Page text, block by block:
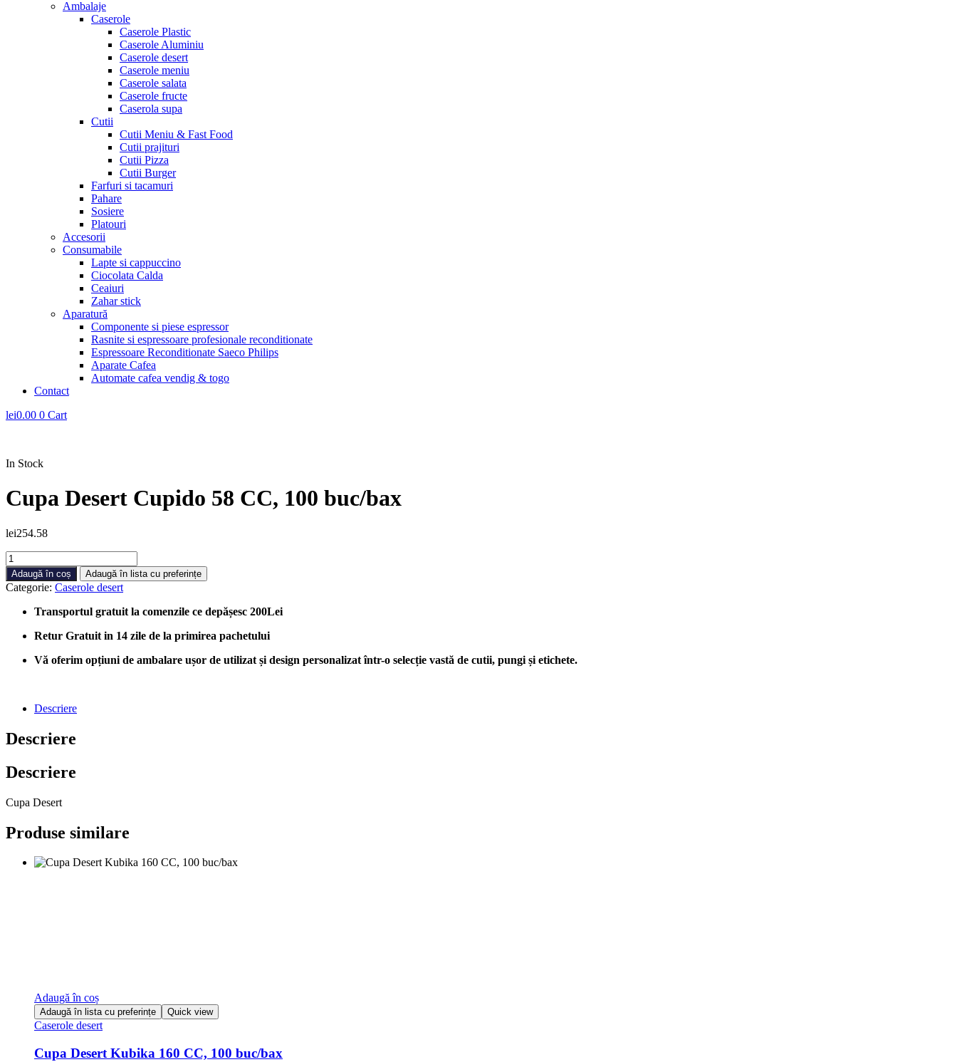
Ambalaje
Caserole
Caserole Plastic
Caserole Aluminiu
Caserole desert
Caserole meniu
Caserole salata
Caserole fructe
Caserola supa
Cutii
Cutii Meniu & Fast Food
Cutii prajituri
Cutii Pizza
Cutii Burger
Farfuri si tacamuri
Pahare
Sosiere
Platouri
Accesorii
Consumabile
Lapte si cappuccino
Ciocolata Calda
Ceaiuri
Zahar stick
Aparatură
Componente si piese espressor
Rasnite si espressoare profesionale reconditionate
Espressoare Reconditionate Saeco Philips
Aparate Cafea
Automate cafea vendig & togo
Contact
lei0.00 0 Cart
In Stock
Cupa Desert Cupido 58 CC, 100 buc/bax
lei254.58
Cantitate
Cupa
Desert
Cupido
Adaugă în coș Adaugă în lista cu preferințe
Categorie: Caserole desert
Transportul gratuit la comenzile ce depășesc 200Lei
Retur Gratuit in 14 zile de la primirea pachetului
Vă oferim opțiuni de ambalare ușor de utilizat și design personalizat într-o selecție vastă de cutii, pungi și etichete.
Descriere
Descriere
Descriere
Cupa Desert
Produse similare
Adaugă în coș
Adaugă în lista cu preferințe Quick view
Caserole desert
Cupa Desert Kubika 160 CC, 100 buc/bax